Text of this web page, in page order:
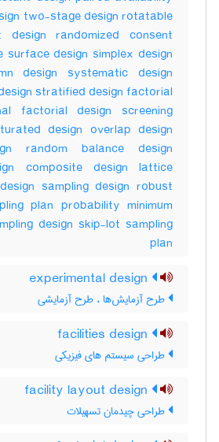
two-stage design rotatable
design randomized consent
surface design simplex design
design systematic design
stratified design factorial
factorial design screening
design overlap design
random balance design
composite design lattice
sampling design robust
plan probability minimum
design skip-lot sampling
plan
طرح آزمایش‌ها ، طرح آزمایشی
طراحی سیستم های فیزیکی
طراحی چیدمان تسهیلات